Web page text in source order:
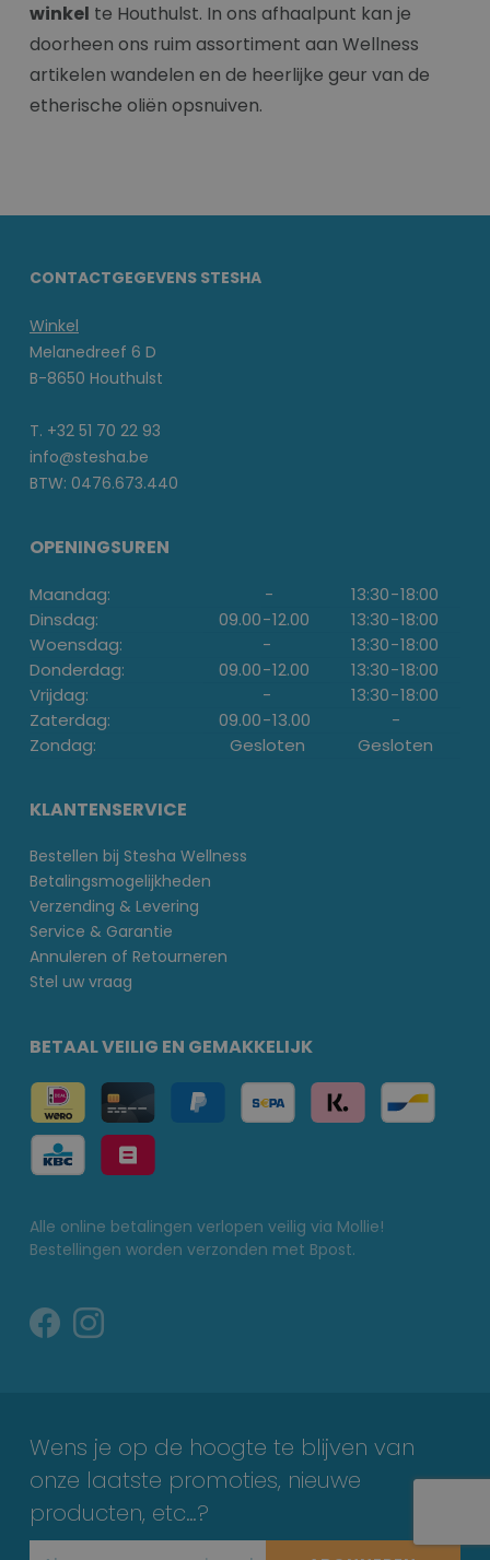
winkel te Houthulst. In ons afhaalpunt kan je
doorheen ons ruim assortiment aan Wellness
artikelen wandelen en de heerlijke geur van de
etherische oliën opsnuiven.
CONTACTGEGEVENS STESHA
Winkel
Melanedreef 6 D
B-8650 Houthulst
T. +32 51 70 22 93
info@stesha.be
BTW: 0476.673.440
OPENINGSUREN
Maandag: - 13:30-18:00
Dinsdag:
09.00-12.00 13:30-18:00
Woensdag:
- 13:30-18:00
Donderdag:
09.00-12.00 13:30-18:00
Vrijdag:
- 13:30-18:00
Zaterdag:
09.00-13.00
-
Zondag:
Gesloten Gesloten
KLANTENSERVICE
Bestellen bij Stesha Wellness
Betalingsmogelijkheden
Verzending & Levering
Service & Garantie
Annuleren of Retourneren
Stel uw vraag
BETAAL VEILIG EN GEMAKKELIJK
Alle online betalingen verlopen veilig via Mollie!
Bestellingen worden verzonden met Bpost.
Wens je op de hoogte te blijven van
onze laatste promoties, nieuwe
producten, etc…?